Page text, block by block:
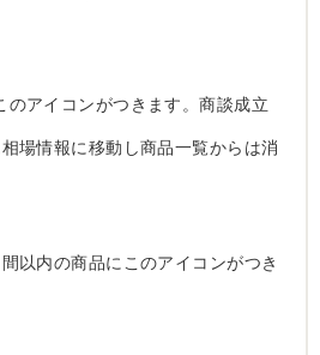
のアイコンがつきます。商談成立
場情報に移動し商品一覧からは消
以内の商品にこのアイコンがつき